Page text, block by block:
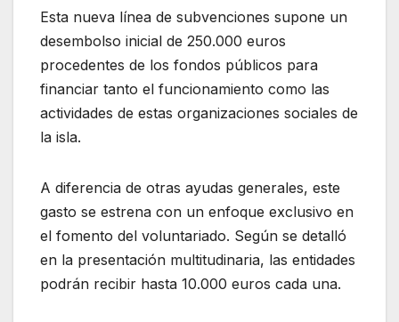
Esta nueva línea de subvenciones supone un
desembolso inicial de 250.000 euros
procedentes de los fondos públicos para
financiar tanto el funcionamiento como las
actividades de estas organizaciones sociales de
la isla.
A diferencia de otras ayudas generales, este
gasto se estrena con un enfoque exclusivo en
el fomento del voluntariado. Según se detalló
en la presentación multitudinaria, las entidades
podrán recibir hasta 10.000 euros cada una.